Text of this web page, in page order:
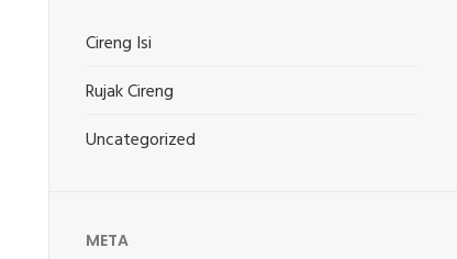
Cireng Isi
Rujak Cireng
Uncategorized
META